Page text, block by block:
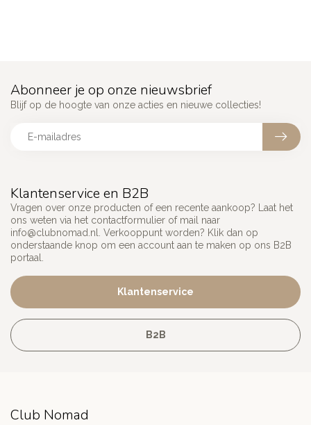
Klantenservice en B2B
Vragen over onze producten of een recente aankoop? Laat het
ons weten via het contactformulier of mail naar
info@clubnomad.nl
. Verkooppunt worden? Klik dan op
onderstaande knop om een account aan te maken op ons B2B
portaal.
Klantenservice
B2B
Abonneer je op onze nieuwsbrief
Blijf op de hoogte van onze acties en nieuwe collecties!
Club Nomad